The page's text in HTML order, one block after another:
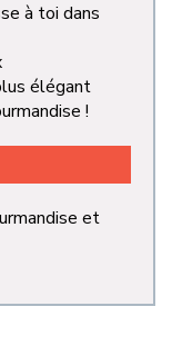
à toi dans
élégant
!
et